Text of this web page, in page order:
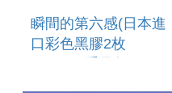
瞬間的第六感(日本進
口彩色黑膠2枚